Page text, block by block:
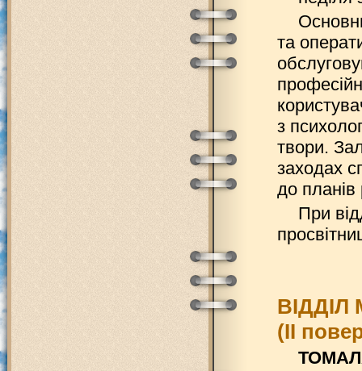
та
з
твори.
заходах
до планів
При
(ІІ